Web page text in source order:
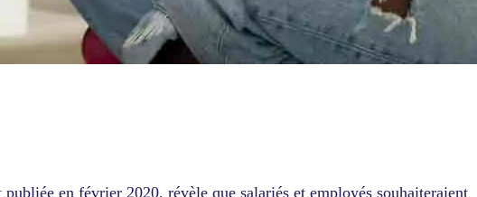
en février 2020, révèle que salariés et employés souhaiteraient